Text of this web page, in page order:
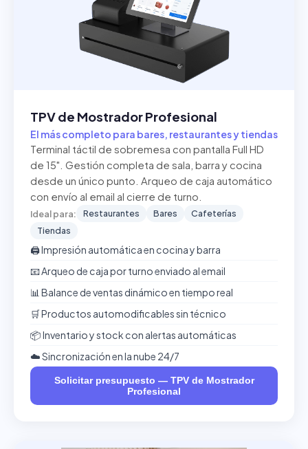
TPV de Mostrador Profesional
El más completo para bares, restaurantes y tiendas
Terminal táctil de sobremesa con pantalla Full HD
de 15". Gestión completa de sala, barra y cocina
desde un único punto. Arqueo de caja automático
con envío al email al cierre de turno.
Ideal para: Restaurantes Bares
Cafeterías
Tiendas
🖨️ Impresión automática en cocina y barra
📧 Arqueo de caja por turno enviado al email
📊 Balance de ventas dinámico en tiempo real
🛒 Productos automodificables sin técnico
📦 Inventario y stock con alertas automáticas
☁️ Sincronización en la nube 24/7
Solicitar presupuesto — TPV de Mostrador
Profesional